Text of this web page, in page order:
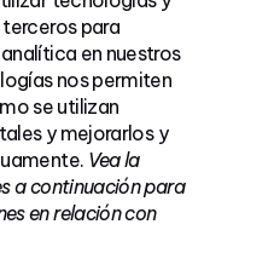
para
en nuestros
nos permiten
se utilizan
y mejorarlos y
Vea la
a continuación para
en relación con